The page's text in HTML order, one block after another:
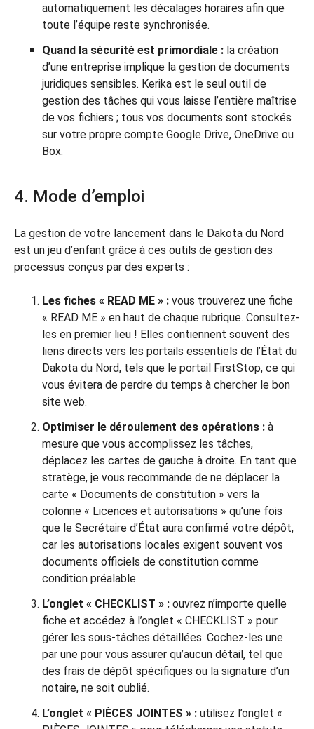
automatiquement les décalages horaires afin que
toute l’équipe reste synchronisée.
Quand la sécurité est primordiale : la création
d’une entreprise implique la gestion de documents
juridiques sensibles. Kerika est le seul outil de
gestion des tâches qui vous laisse l’entière maîtrise
de vos fichiers ; tous vos documents sont stockés
sur votre propre compte Google Drive, OneDrive ou
Box.
4. Mode d’emploi
La gestion de votre lancement dans le Dakota du Nord
est un jeu d’enfant grâce à ces outils de gestion des
processus conçus par des experts :
Les fiches « READ ME » : vous trouverez une fiche
« READ ME » en haut de chaque rubrique. Consultez-
les en premier lieu ! Elles contiennent souvent des
liens directs vers les portails essentiels de l’État du
Dakota du Nord, tels que le portail FirstStop, ce qui
vous évitera de perdre du temps à chercher le bon
site web.
Optimiser le déroulement des opérations : à
mesure que vous accomplissez les tâches,
déplacez les cartes de gauche à droite. En tant que
stratège, je vous recommande de ne déplacer la
carte « Documents de constitution » vers la
colonne « Licences et autorisations » qu’une fois
que le Secrétaire d’État aura confirmé votre dépôt,
car les autorisations locales exigent souvent vos
documents officiels de constitution comme
condition préalable.
L’onglet « CHECKLIST » : ouvrez n’importe quelle
fiche et accédez à l’onglet « CHECKLIST » pour
gérer les sous-tâches détaillées. Cochez-les une
par une pour vous assurer qu’aucun détail, tel que
des frais de dépôt spécifiques ou la signature d’un
notaire, ne soit oublié.
L’onglet « PIÈCES JOINTES » : utilisez l’onglet «